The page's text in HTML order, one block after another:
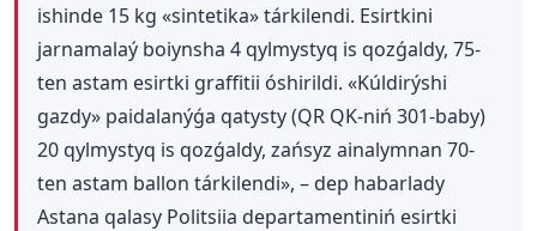
ishinde 15 kg «sintetika» tárkilendi. Esirtkini
jarnamalaý boiynsha 4 qylmystyq is qozǵaldy, 75-
ten astam esirtki graffitii óshirildi. «Kúldirýshi
gazdy» paidalanýǵa qatysty (QR QK-niń 301-baby)
20 qylmystyq is qozǵaldy, zańsyz ainalymnan 70-
ten astam ballon tárkilendi», – dep habarlady
Astana qalasy Politsiia departamentiniń esirtki